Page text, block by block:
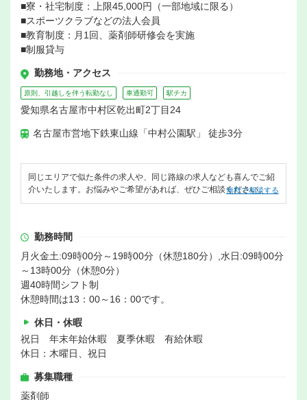
■寮・社宅制度：上限45,000円（一部地域に限る）
■スポーツクラブなどの法人会員
■教育制度：月1回、薬剤師研修会を実施
■制服貸与
勤務地・アクセス
原則、引越しを伴う転勤なし 車通勤可 駅チカ
愛知県名古屋市中村区乾出町2丁目24
名古屋市営地下鉄東山線「中村公園駅」 徒歩3分
同じエリアで似た条件の求人や、同じ路線の求人なども喜んでご紹
介いたします。お悩みやご希望があれば、ぜひご相談ください。
無料で相談する
勤務時間
月火金土:09時00分～19時00分（休憩180分）,水日:09時00分
～13時00分（休憩0分）
週40時間シフト制
休憩時間は13：00～16：00です。
休日・休暇
祝日 年末年始休暇 夏季休暇 有給休暇
休日：木曜日、祝日
募集職種
薬剤師